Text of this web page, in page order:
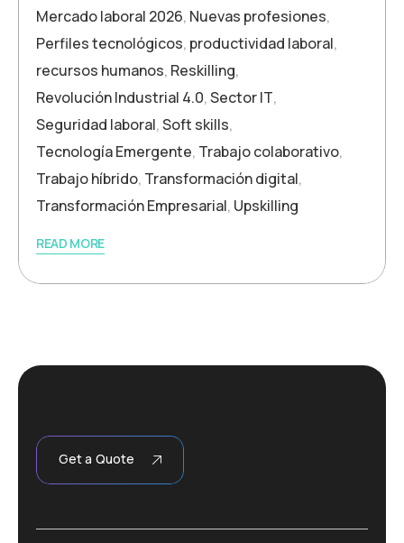
Mercado laboral 2026, Nuevas profesiones,
Perfiles tecnológicos, productividad laboral,
recursos humanos, Reskilling,
Revolución Industrial 4.0,Sector IT,
Seguridad laboral,Soft skills,
Tecnología Emergente, Trabajo colaborativo,
Trabajo híbrido, Transformación digital,
Transformación Empresarial, Upskilling
READ MORE
Get a Quote